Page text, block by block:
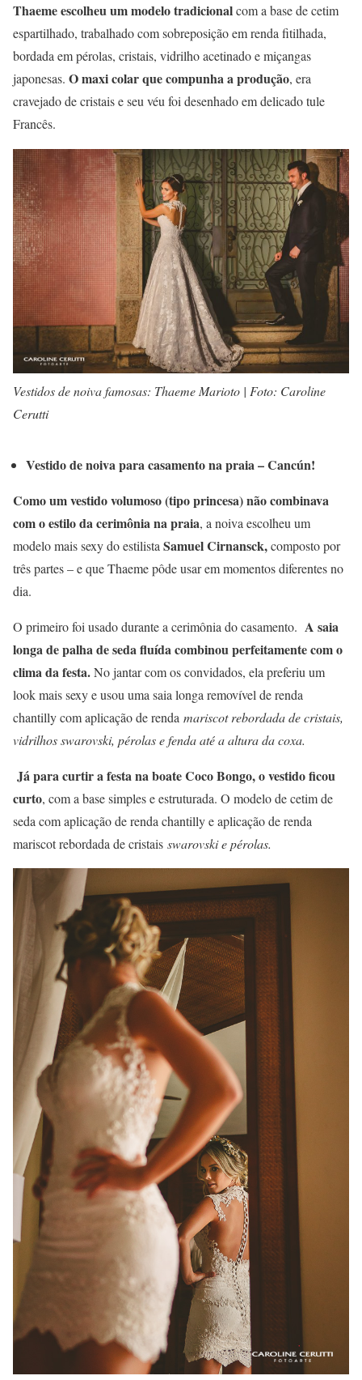
Thaeme escolheu um modelo tradicionalcom a base de cetim
espartilhado, trabalhado com sobreposição em renda fitilhada,
bordada em pérolas, cristais, vidrilho acetinado e miçangas
japonesas. O maxi colar que compunha a produção, era
cravejado de cristais e seu véu foi desenhado em delicado tule
Francês.
Vestidos de noiva famosas: Thaeme Marioto | Foto: Caroline
Cerutti
Vestido de noiva para casamento na praia – Cancún!
Como um vestido volumoso (tipo princesa)não combinava
com o estilo da cerimônia na praia, a noiva escolheu um
modelo mais sexy do estilista Samuel Cirnansck,composto por
três partes – e que Thaeme pôde usar em momentos diferentes no
dia.
O primeiro foi usado durante a cerimônia do casamento. A saia
longa de palha de seda fluída combinou perfeitamente com o
clima da festa.No jantar com os convidados, ela preferiu um
look mais sexy e usou uma saia longa removível de renda
chantilly com aplicação de renda mariscot rebordada de cristais,
vidrilhos swarovski, pérolas e fenda até a altura da coxa.
Já para curtir a festa na boate Coco Bongo, o vestido ficou
curto, com a base simples e estruturada. O modelo de cetim de
seda com aplicação de renda chantilly e aplicação de renda
mariscot rebordada de cristais swarovski e pérolas.